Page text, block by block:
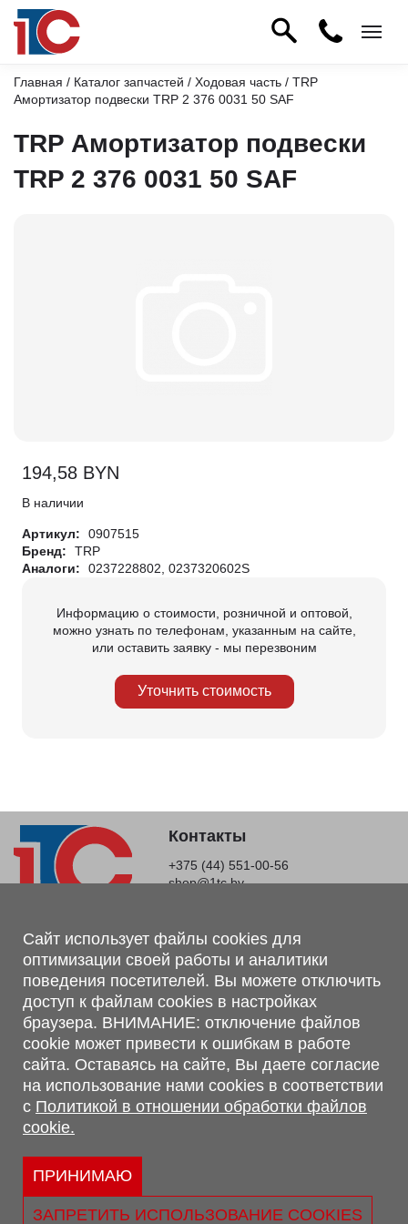
Главная / Каталог запчастей / Ходовая часть / TRP
Амортизатор подвески TRP 2 376 0031 50 SAF
TRP Амортизатор подвески
TRP 2 376 0031 50 SAF
194,58 BYN
В наличии
Артикул:
0907515
Бренд:
TRP
Аналоги:
0237228802, 0237320602S
Информацию о стоимости, розничной и оптовой,
можно узнать по телефонам, указанным на сайте,
или оставить заявку - мы перезвоним
Уточнить стоимость
Контакты
+375 (44) 551-00-56
shop@1tc.by
Магазин, склад
г. Минск, Минский р-н, п. Привольный, ул. Мира, 20А,
223062
г. Брест, ул. Лейтенанта Рябцева, 108 В, 224701
Обращаем Ваше внимание, что вся предоставленная на сайте
информация, касающаяся комплектаций, технических
характеристик, цветовых сочетаний, а также стоимости и
сервисного обслуживания носит информационный характер и
не является публичной офертой, определяемой п.2 ст.407
Гражданского кодекса Республики Беларусь.
Политика обработки персональных данных
Политикой в отношении обработки файлов cookie.
Сайт использует файлы cookies для
оптимизации своей работы и аналитики
поведения посетителей. Вы можете отключить
доступ к файлам cookies в настройках
браузера. ВНИМАНИЕ: отключение файлов
cookie может привести к ошибкам в работе
сайта. Оставаясь на сайте, Вы даете согласие
на использование нами cookies в соответствии
с Политикой в отношении обработки файлов
cookie.
ПРИНИМАЮ
ЗАПРЕТИТЬ ИСПОЛЬЗОВАНИЕ COOKIES